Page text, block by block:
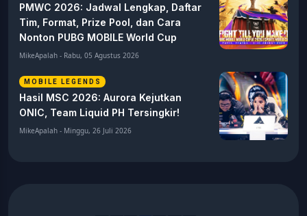
PMWC 2026: Jadwal Lengkap, Daftar
Tim, Format, Prize Pool, dan Cara
Nonton PUBG MOBILE World Cup
MikeApalah - Rabu, 05 Agustus 2026
MOBILE LEGENDS
Hasil MSC 2026: Aurora Kejutkan
ONIC, Team Liquid PH Tersingkir!
MikeApalah - Minggu, 26 Juli 2026